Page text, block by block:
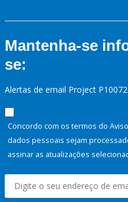
Mantenha-se
se:
Alertas de email Project
Concordo com os termos do
dados pessoais sejam
assinar as atualizações